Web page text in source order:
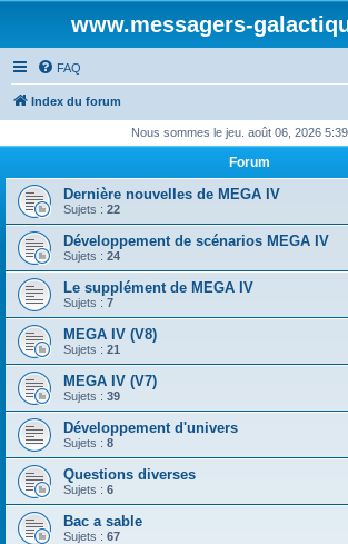
www.messagers-
FAQ
Index du forum
Nous sommes le jeu. août 06, 2026
Forum
Dernière nouvelles de MEGA IV
Sujets : 22
Développement de scénarios MEGA IV
Sujets : 24
Le supplément de MEGA IV
Sujets : 7
MEGA IV (V8)
Sujets : 21
MEGA IV (V7)
Sujets : 39
Développement d'univers
Sujets : 8
Questions diverses
Sujets : 6
Bac a sable
Sujets : 67